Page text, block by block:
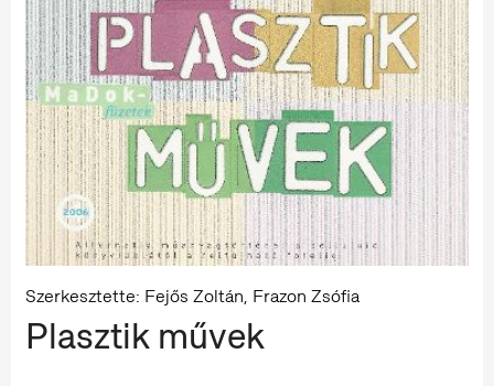
Szerkesztette: Fejős Zoltán, Frazon Zsófia
Plasztik művek